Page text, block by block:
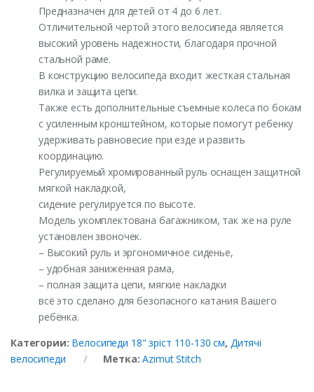
Предназначен для детей от 4 до 6 лет.
Отличительной чертой этого велосипеда является
высокий уровень надежности, благодаря прочной
стальной раме.
В конструкцию велосипеда входит жесткая стальная
вилка и защита цепи.
Также есть дополнительные съемные колеса по бокам
с усиленным кронштейном, которые помогут ребенку
удерживать равновесие при езде и развить
координацию.
Регулируемый хромированный руль оснащен защитной
мягкой накладкой,
сидение регулируется по высоте.
Модель укомплектована багажником, так же на руле
установлен звоночек.
– Высокий руль и эргономичное сиденье,
– удобная заниженная рама,
– полная защита цепи, мягкие накладки
всё это сделано для безопасного катания Вашего
ребёнка.
Категории: Велосипеди 18" зріст 110-130 см, Дитячі
велосипеди
Метка:Azimut Stitch